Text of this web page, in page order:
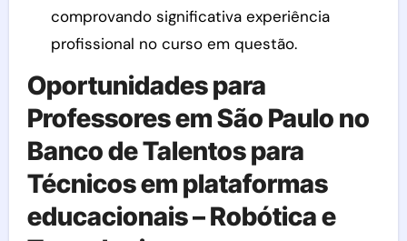
comprovando significativa experiência
profissional no curso em questão.
Oportunidades para
Professores em São Paulo no
Banco de Talentos para
Técnicos em plataformas
educacionais – Robótica e